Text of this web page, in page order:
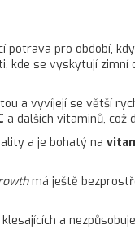
potrava pro období,
kde se vyskytují
a vyvíjejí se větší
a dalších vitaminů, což
a je bohatý na
má ještě
a